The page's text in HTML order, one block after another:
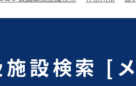
施設検索 [